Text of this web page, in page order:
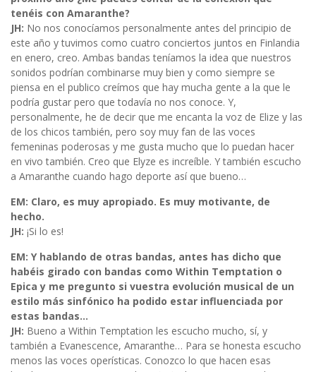
tenéis con Amaranthe?
JH: No nos conocíamos personalmente antes del principio de
este año y tuvimos como cuatro conciertos juntos en Finlandia
en enero, creo. Ambas bandas teníamos la idea que nuestros
sonidos podrían combinarse muy bien y como siempre se
piensa en el publico creímos que hay mucha gente a la que le
podría gustar pero que todavía no nos conoce. Y,
personalmente, he de decir que me encanta la voz de Elize y las
de los chicos también, pero soy muy fan de las voces
femeninas poderosas y me gusta mucho que lo puedan hacer
en vivo también. Creo que Elyze es increíble. Y también escucho
a Amaranthe cuando hago deporte así que bueno…
EM: Claro, es muy apropiado. Es muy motivante, de
hecho.
JH: ¡Si lo es!
EM: Y hablando de otras bandas, antes has dicho que
habéis girado con bandas como Within Temptation o
Epica y me pregunto si vuestra evolución musical de un
estilo más sinfónico ha podido estar influenciada por
estas bandas…
JH: Bueno a Within Temptation les escucho mucho, sí, y
también a Evanescence, Amaranthe… Para se honesta escucho
menos las voces operísticas. Conozco lo que hacen esas